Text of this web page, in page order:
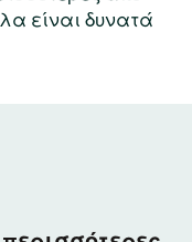
είναι δυνατά